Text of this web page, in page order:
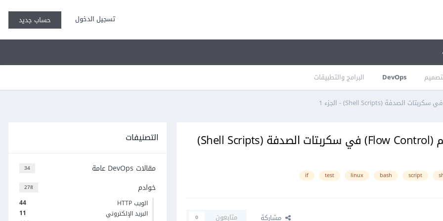
تسجيل الدخول حساب جديد
DevOps البرامج والتطبيقات
كيف تستخدم بنى التحكم (Flow Control) في سكربتات الصدفة (Shell Scripts)
script
bash
linux
test
if
مشاركة متابعون 0
التصنيفات
34 مقالات DevOps عامة
278 خوادم
44
الويب HTTP
11
البريد الإلكتروني